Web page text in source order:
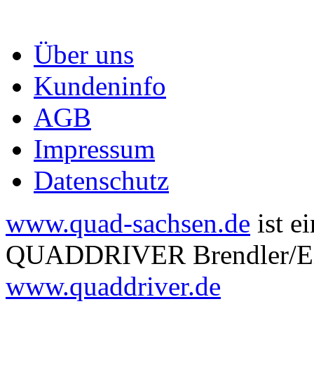
Über uns
Kundeninfo
AGB
Impressum
Datenschutz
www.quad-sachsen.de ist
QUADDRIVER Brendler/
www.quaddriver.de